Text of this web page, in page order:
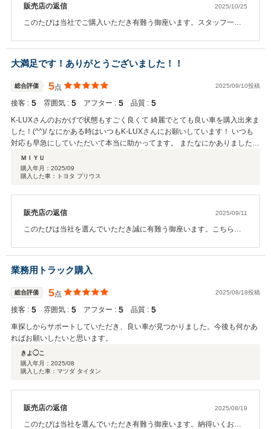
販売店の返信 2025/10/25
このたびは当社でご購入いただき有難う御座います。スタッフ一
付き合い宜しくお願い致します。有難う御座います。
大満足です！ありがとうございました！！
総合評価 5点 2025/09/10投稿
接客 : 5 雰囲気 : 5 アフター : 5 品質 : 5
K-LUXさんのおかげで状態もすごく良くて 綺麗でとても良い車を購入出来ま
した！(^^)/ なにかある時はいつもK-LUXさんにお願いしています！ いつも
対応も早急にしていただいて本当に助かってます。 またなにかありましたら
よろしくお願いいたします。 この度は本当にありがとうございました(*^^*)
ＭＩＹＵ
購入年月： 2025/09
購入した車：トヨタ プリウス
販売店の返信 2025/09/11
このたびは当社を選んでいただき誠に有難う御座います。こちらこ
ど宜しくお願い致します。
業務用トラック購入
総合評価 5点 2025/08/18投稿
接客 : 5 雰囲気 : 5 アフター : 5 品質 : 5
車探しからサポートしていただき、良い車が見つかりました。今後も何かあ
ればお願いしたいと思います。
きよ◯こ
購入年月： 2025/08
購入した車：マツダ タイタン
販売店の返信 2025/08/19
このたびは当社を選んでいただき有難う御座います。納得いくお車